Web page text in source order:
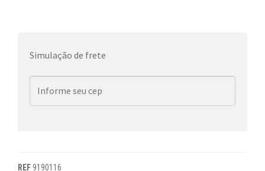
Simulação de frete
REF9190116